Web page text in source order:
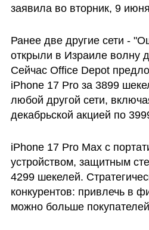
заявила во вторник, 9
Ранее две другие сети -
открыли в Израиле волну
Сейчас Office Depot
iPhone 17 Pro за 3899
любой другой сети,
декабрьской акцией по
iPhone 17 Pro Max с
устройством, защитным
4299 шекелей.
конкурентов: привлечь в
можно больше